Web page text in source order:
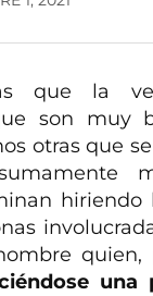
que la
son muy
otras que
hiriendo
quien,
una